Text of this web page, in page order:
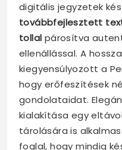
digitális jegyzetek
továbbfejlesztett
tollal párosítva
ellenállással. A
kiegyensúlyozott a
hogy erőfeszítések
gondolataidat.
kialakítása egy
tárolására is
foglal, hogy mindig